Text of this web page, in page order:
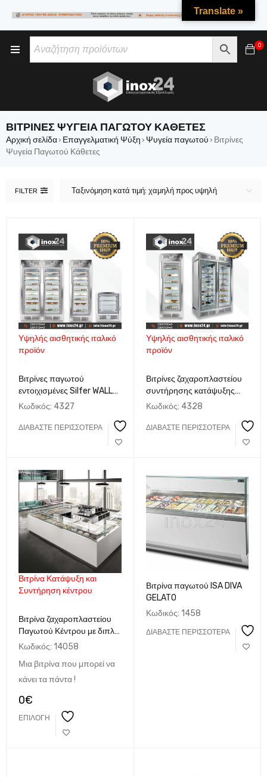
0
ΒΙΤΡΊΝΕΣ ΨΥΓΕΊΑ ΠΑΓΩΤΟΎ ΚΆΘΕΤΕΣ
Αρχική σελίδα› Επαγγελματική Ψύξη › Ψυγεία παγωτού › Βιτρίνες
Ψυγεία Παγωτού Κάθετες
FILTER Ταξινόμηση κατά τιμή: χαμηλή προς υψηλή
Υψηλής αισθητικής ιταλικό
προϊόν
Βιτρίνες παγωτού
εντοιχισμένες Silfer WALL
GELATERIA STATICA
Κωδικός: 4327
ΔΙΑΒΆΣΤΕ ΠΕΡΙΣΣΌΤΕΡΑ
Υψηλής αισθητικής ιταλικό
προϊόν
Βιτρίνες ζαχαροπλαστείου
συντήρησης κατάψυξης
εντοιχισμένες Silfer WALL
Ιταλίας
Κωδικός: 4328
ΔΙΑΒΆΣΤΕ ΠΕΡΙΣΣΌΤΕΡΑ
Βιτρίνα Κατάψυξη και
Συντήρηση κέντρου
Βιτρίνα ζαχαροπλαστείου
Παγωτού Κέντρου με διπλή
επιλογή Θερμοκρασίας-ISA
Κωδικός: 14058
Μια βιτρίνα που μπορεί να
κάνει τα πάντα !
0€
ΕΠΙΛΟΓΉ
Βιτρίνα παγωτού ISA DIVA
GELATO
Κωδικός: 1458
ΔΙΑΒΆΣΤΕ ΠΕΡΙΣΣΌΤΕΡΑ
Translate »